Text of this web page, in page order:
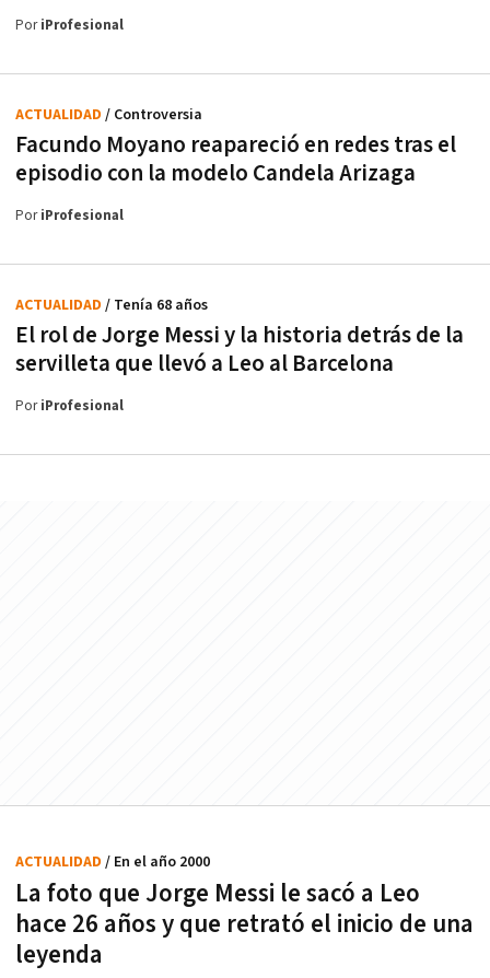
PoriProfesional
Facundo Moyano reapareció en redes tras el
episodio con la modelo Candela Arizaga
ACTUALIDAD / Controversia
PoriProfesional
El rol de Jorge Messi y la historia detrás de la
servilleta que llevó a Leo al Barcelona
ACTUALIDAD / Tenía 68 años
PoriProfesional
La foto que Jorge Messi le sacó a Leo
hace 26 años y que retrató el inicio de una
leyenda
ACTUALIDAD / En el año 2000